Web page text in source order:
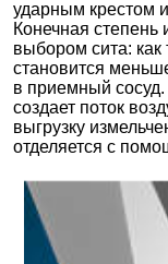
ударным крестом
Конечная степень
выбором сита: как
становится
в приемный
создает поток
выгрузку
отделяется с